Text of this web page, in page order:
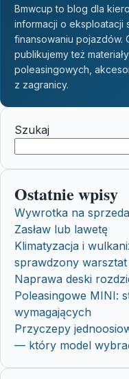
Bmwcup to blog dla
informacji o eksploatacji
finansowaniu pojazdów.
publikujemy też
poleasingowych,
z zagranicy.
Szukaj
Ostatnie wpisy
Wywrotka na
Zasław lub lawetę
Klimatyzacja i
sprawdzony
Naprawa deski
Poleasingowe MINI:
wymagających
Przyczepy
— który model